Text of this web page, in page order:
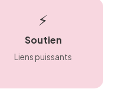
⚡
Soutien
Liens puissants